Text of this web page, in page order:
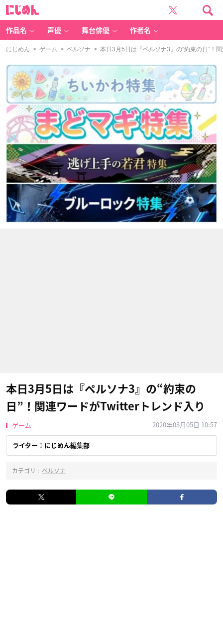
作品名 声優 舞台俳優 作者名
にじめん > ゲーム > ペルソナ > 本日3月5日は『ペルソナ3』の“約束の日”！
本日3月5日は『ペルソナ3』の“約束の
日”！関連ワードがTwitterトレンド入り
ゲーム 2020年03月05日 10:57
ライター：にじめん編集部
カテゴリ : ペルソナ